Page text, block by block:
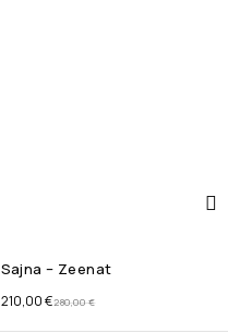
Sajna – Zeenat
280,00€
210,00€